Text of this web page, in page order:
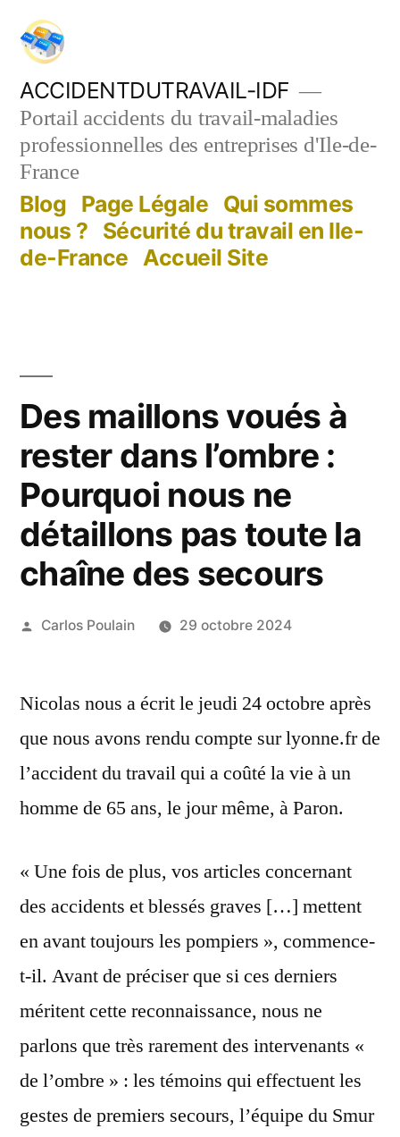
Aller
contenu
ACCIDENTDUTRAVAIL-IDF
Portail accidents du travail-maladies
professionnelles des entreprises d'Ile-de-
France
Blog Page Légale Qui sommes
nous ? Sécurité du travail en Ile-
de-France Accueil Site
Des maillons voués à
rester dans l’ombre :
Pourquoi nous ne
détaillons pas toute la
chaîne des secours
Publié
Carlos Poulain 29 octobre 2024
Nicolas nous a écrit le jeudi 24 octobre après
que nous avons rendu compte sur lyonne.fr de
l’accident du travail qui a coûté la vie à un
homme de 65 ans, le jour même, à Paron.
« Une fois de plus, vos articles concernant
des accidents et blessés graves […] mettent
en avant toujours les pompiers », commence-
t-il. Avant de préciser que si ces derniers
méritent cette reconnaissance, nous ne
parlons que très rarement des intervenants «
de l’ombre » : les témoins qui effectuent les
gestes de premiers secours, l’équipe du Smur